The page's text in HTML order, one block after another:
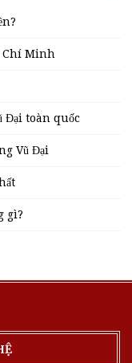
Chí Minh
Đại toàn quốc
Vũ Đại
gì?